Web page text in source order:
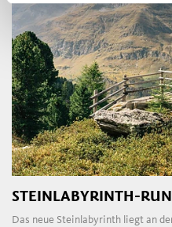
STEINLABYRINTH-
Das neue Steinlabyrinth liegt an